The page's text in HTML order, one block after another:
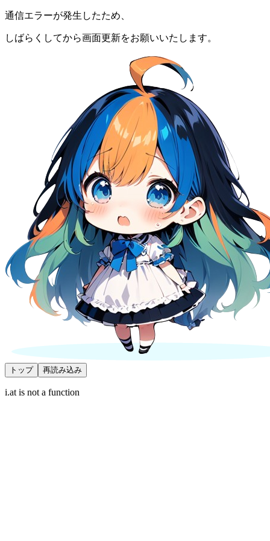
通信エラーが発生したため、
しばらくしてから画面更新をお願いいたします。
トップ 再読み込み
i.at is not a function